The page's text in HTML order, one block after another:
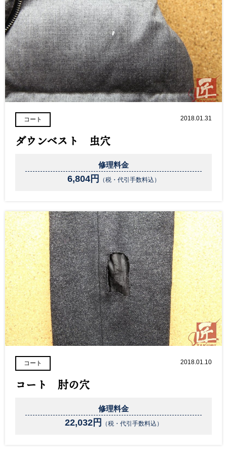
コート 2018.01.31
ダウンベスト 虫穴
修理料金
6,804円 （税・代引手数料込）
コート 2018.01.10
コート 肘の穴
修理料金
22,032円 （税・代引手数料込）